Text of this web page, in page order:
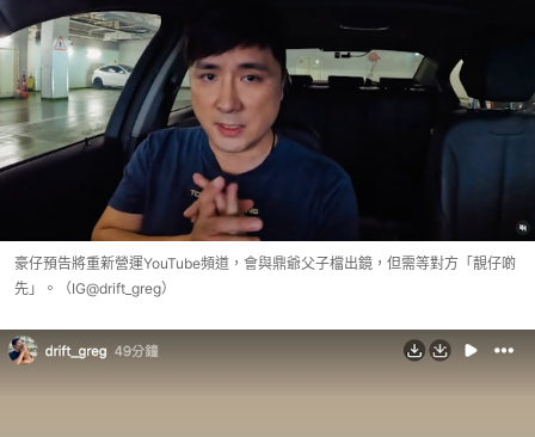
豪仔預告將重新營運YouTube頻道，會與鼎爺父子檔出鏡，但需等對方「靚仔啲
先」。（IG@drift_greg）